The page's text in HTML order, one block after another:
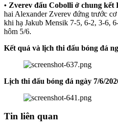
• Zverev đấu Cobolli ở chung kết
hai Alexander Zverev đứng trước
khi hạ Jakub Mensik 7-5, 6-2, 3-6,
hôm 5/6.
Kết quả và lịch thi đấu bóng đá
Lịch thi đấu bóng đá ngày 7/6/
Tin liên quan